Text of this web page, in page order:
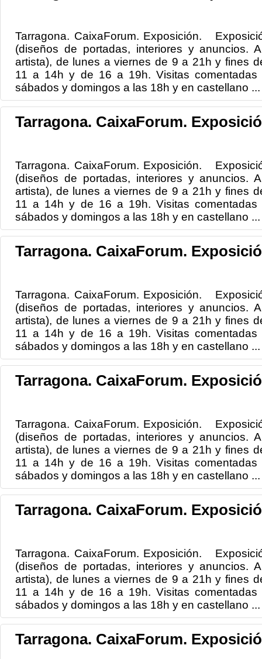
Tarragona. CaixaForum. Exposición.
(diseños de portadas, interiores y anuncios.
artista), de lunes a viernes de 9 a 21h y fines
11 a 14h y de 16 a 19h. Visitas comentadas
sábados y domingos a las 18h y en castellano ...
Tarragona. CaixaForum.
Tarragona. CaixaForum. Exposición.
(diseños de portadas, interiores y anuncios.
artista), de lunes a viernes de 9 a 21h y fines
11 a 14h y de 16 a 19h. Visitas comentadas
sábados y domingos a las 18h y en castellano ...
Tarragona. CaixaForum.
Tarragona. CaixaForum. Exposición.
(diseños de portadas, interiores y anuncios.
artista), de lunes a viernes de 9 a 21h y fines
11 a 14h y de 16 a 19h. Visitas comentadas
sábados y domingos a las 18h y en castellano ...
Tarragona. CaixaForum.
Tarragona. CaixaForum. Exposición.
(diseños de portadas, interiores y anuncios.
artista), de lunes a viernes de 9 a 21h y fines
11 a 14h y de 16 a 19h. Visitas comentadas
sábados y domingos a las 18h y en castellano ...
Tarragona. CaixaForum.
Tarragona. CaixaForum. Exposición.
(diseños de portadas, interiores y anuncios.
artista), de lunes a viernes de 9 a 21h y fines
11 a 14h y de 16 a 19h. Visitas comentadas
sábados y domingos a las 18h y en castellano ...
Tarragona. CaixaForum.